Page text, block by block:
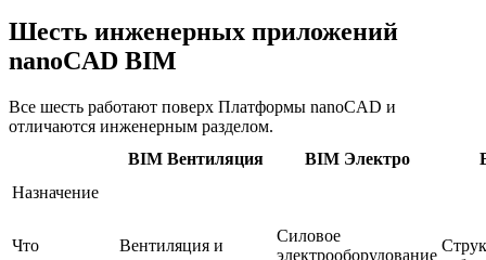
Шесть инженерных приложений
nanoCAD BIM
Все шесть работают поверх Платформы nanoCAD и
отличаются инженерным разделом.
BIM Вентиляция
BIM Электро
Назначение
Что
Вентиляция и
Силовое
электрооборудование